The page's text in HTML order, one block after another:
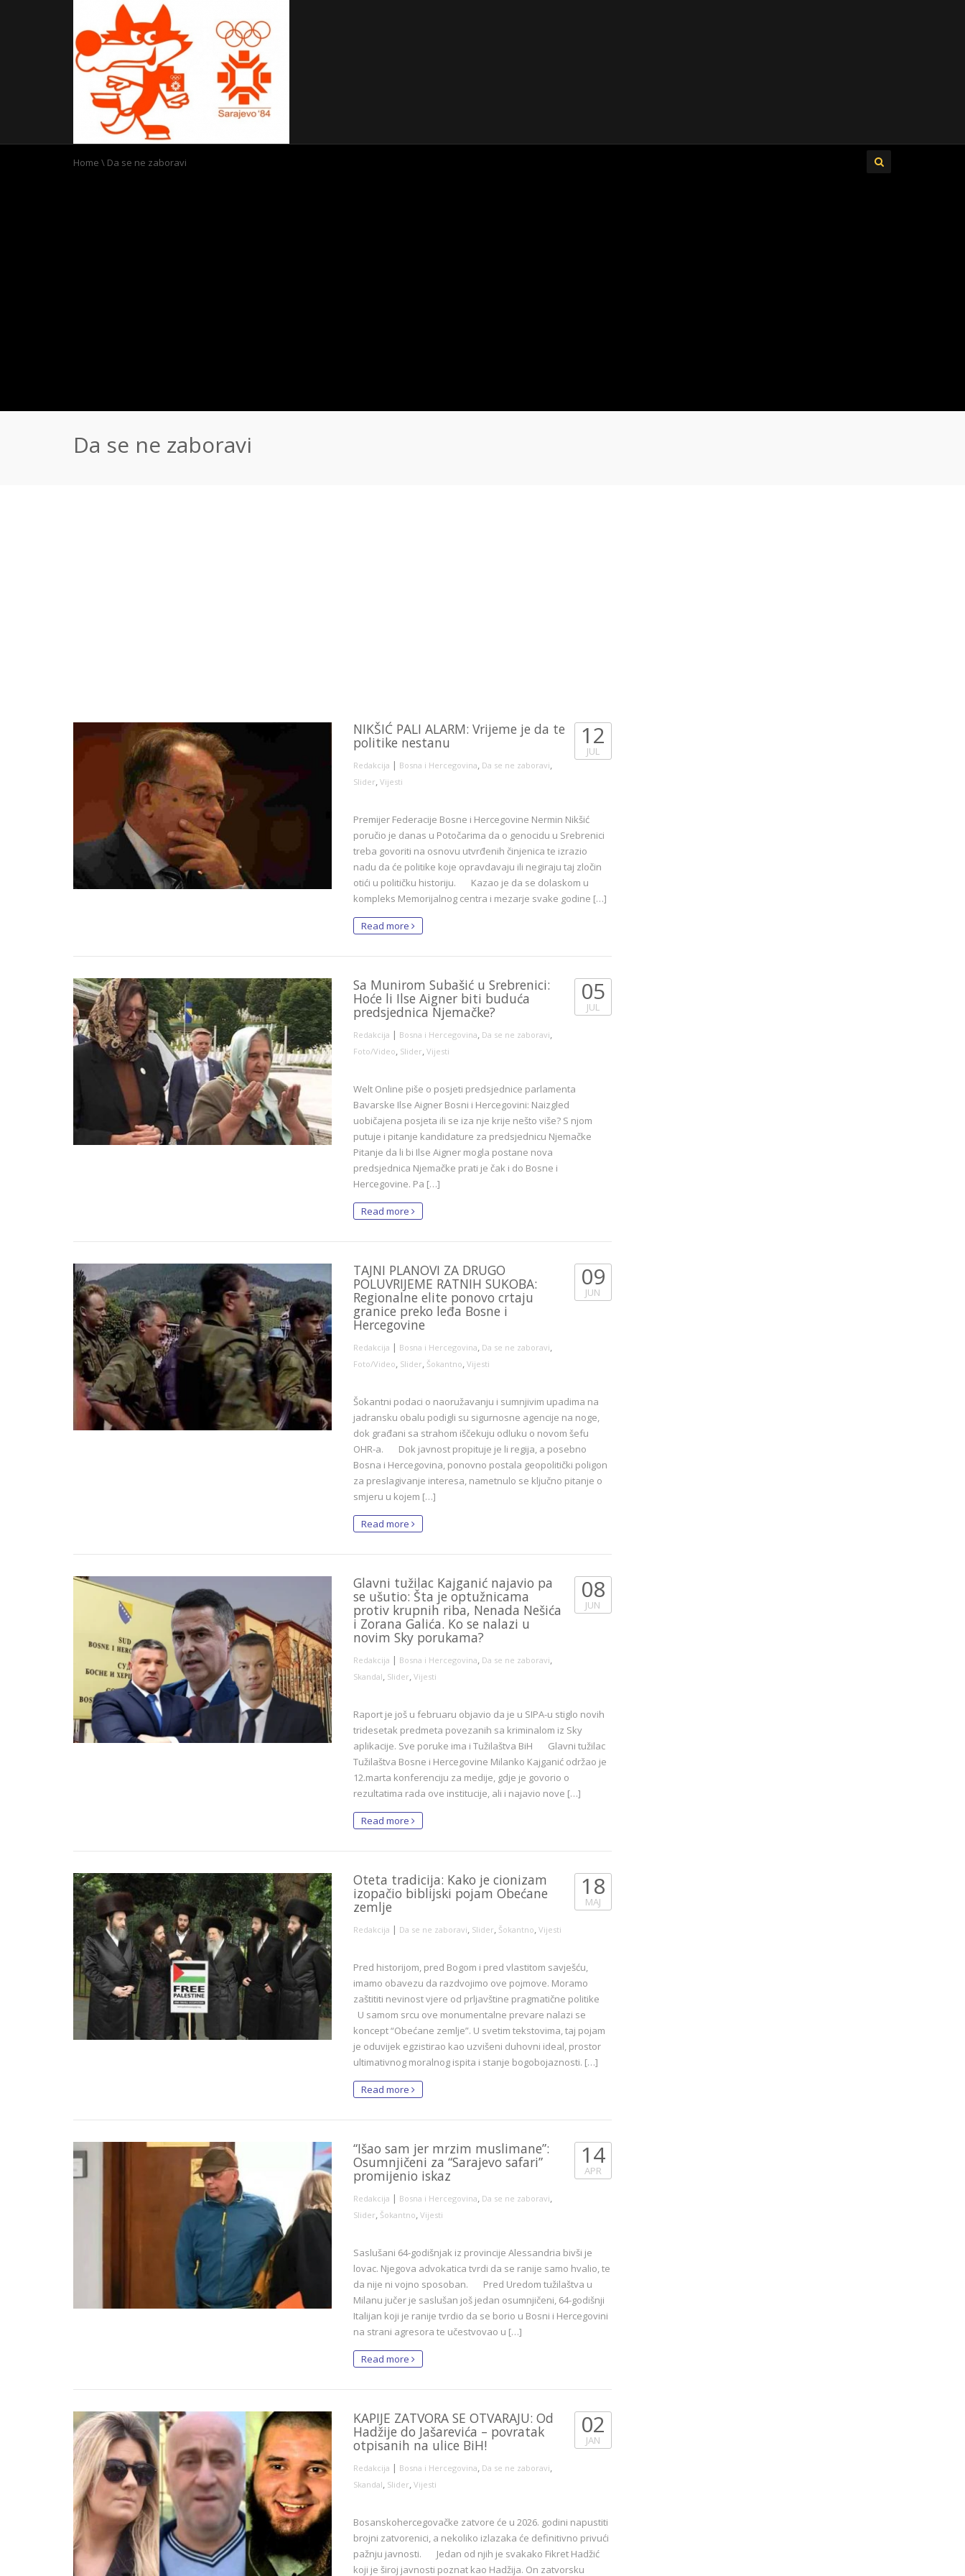
Home \ Da se ne zaboravi
Da se ne zaboravi
NIKŠIĆ PALI ALARM: Vrijeme je da te
politike nestanu
Redakcija | Bosna i Hercegovina, Da se ne zaboravi,
Slider, Vijesti
12
JUL
Premijer Federacije Bosne i Hercegovine Nermin Nikšić
poručio je danas u Potočarima da o genocidu u Srebrenici
treba govoriti na osnovu utvrđenih činjenica te izrazio
nadu da će politike koje opravdavaju ili negiraju taj zločin
otići u političku historiju. Kazao je da se dolaskom u
kompleks Memorijalnog centra i mezarje svake godine […]
Read more
Sa Munirom Subašić u Srebrenici:
Hoće li Ilse Aigner biti buduća
predsjednica Njemačke?
Redakcija | Bosna i Hercegovina, Da se ne zaboravi,
Foto/Video, Slider, Vijesti
05
JUL
Welt Online piše o posjeti predsjednice parlamenta
Bavarske Ilse Aigner Bosni i Hercegovini: Naizgled
uobičajena posjeta ili se iza nje krije nešto više? S njom
putuje i pitanje kandidature za predsjednicu Njemačke
Pitanje da li bi Ilse Aigner mogla postane nova
predsjednica Njemačke prati je čak i do Bosne i
Hercegovine. Pa […]
Read more
TAJNI PLANOVI ZA DRUGO
POLUVRIJEME RATNIH SUKOBA:
Regionalne elite ponovo crtaju
granice preko leđa Bosne i
Hercegovine
Redakcija | Bosna i Hercegovina, Da se ne zaboravi,
Foto/Video, Slider, Šokantno, Vijesti
09
JUN
Šokantni podaci o naoružavanju i sumnjivim upadima na
jadransku obalu podigli su sigurnosne agencije na noge,
dok građani sa strahom iščekuju odluku o novom šefu
OHR-a. Dok javnost propituje je li regija, a posebno
Bosna i Hercegovina, ponovno postala geopolitički poligon
za preslagivanje interesa, nametnulo se ključno pitanje o
smjeru u kojem […]
Read more
Glavni tužilac Kajganić najavio pa
se ušutio: Šta je optužnicama
protiv krupnih riba, Nenada Nešića
i Zorana Galića. Ko se nalazi u
novim Sky porukama?
Redakcija | Bosna i Hercegovina, Da se ne zaboravi,
Skandal, Slider, Vijesti
08
JUN
Raport je još u februaru objavio da je u SIPA-u stiglo novih
tridesetak predmeta povezanih sa kriminalom iz Sky
aplikacije. Sve poruke ima i Tužilaštva BiH Glavni tužilac
Tužilaštva Bosne i Hercegovine Milanko Kajganić održao je
12.marta konferenciju za medije, gdje je govorio o
rezultatima rada ove institucije, ali i najavio nove […]
Read more
Oteta tradicija: Kako je cionizam
izopačio biblijski pojam Obećane
zemlje
Redakcija | Da se ne zaboravi, Slider, Šokantno, Vijesti
18
MAJ
Pred historijom, pred Bogom i pred vlastitom savješću,
imamo obavezu da razdvojimo ove pojmove. Moramo
zaštititi nevinost vjere od prljavštine pragmatične politike
U samom srcu ove monumentalne prevare nalazi se
koncept “Obećane zemlje”. U svetim tekstovima, taj pojam
je oduvijek egzistirao kao uzvišeni duhovni ideal, prostor
ultimativnog moralnog ispita i stanje bogobojaznosti. […]
Read more
“Išao sam jer mrzim muslimane”:
Osumnjičeni za “Sarajevo safari”
promijenio iskaz
Redakcija | Bosna i Hercegovina, Da se ne zaboravi,
Slider, Šokantno, Vijesti
14
APR
Saslušani 64-godišnjak iz provincije Alessandria bivši je
lovac. Njegova advokatica tvrdi da se ranije samo hvalio, te
da nije ni vojno sposoban. Pred Uredom tužilaštva u
Milanu jučer je saslušan još jedan osumnjičeni, 64-godišnji
Italijan koji je ranije tvrdio da se borio u Bosni i Hercegovini
na strani agresora te učestvovao u […]
Read more
KAPIJE ZATVORA SE OTVARAJU: Od
Hadžije do Jašarevića – povratak
otpisanih na ulice BiH!
Redakcija | Bosna i Hercegovina, Da se ne zaboravi,
Skandal, Slider, Vijesti
02
JAN
Bosanskohercegovačke zatvore će u 2026. godini napustiti
brojni zatvorenici, a nekoliko izlazaka će definitivno privući
pažnju javnosti. Jedan od njih je svakako Fikret Hadžić
koji je široj javnosti poznat kao Hadžija. On zatvorsku